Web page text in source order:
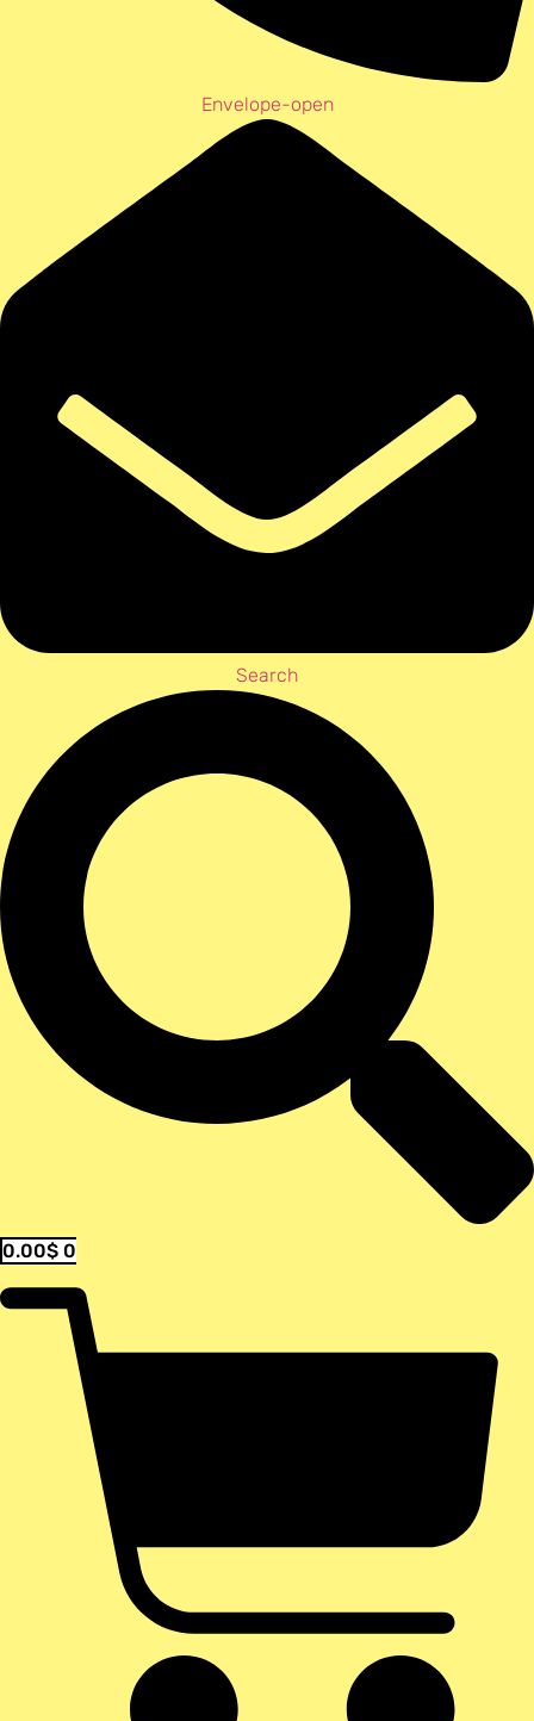
Envelope-open
Search
0.00$ 0